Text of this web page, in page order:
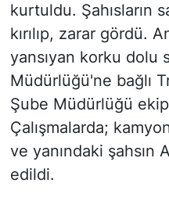
kurtuldu. Şahısların
kırılıp, zarar gördü.
yansıyan korku dolu
Müdürlüğü'ne bağlı
Şube Müdürlüğü
Çalışmalarda;
ve yanındaki şahsın
edildi.